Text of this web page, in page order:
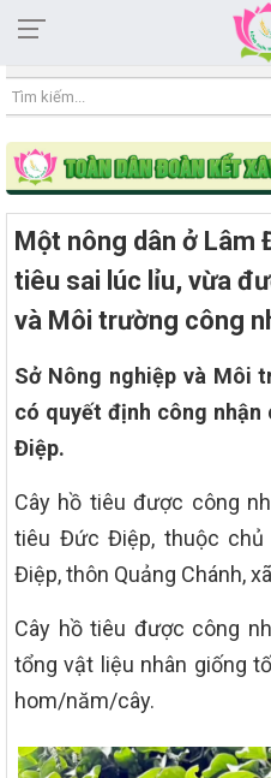
08:36:18 09/08/2026
Một nông dân ở Lâm
tiêu sai lúc lỉu, vừa
và Môi trường công
Sở Nông nghiệp và Môi
có quyết định công
Điệp.
Cây hồ tiêu được công
tiêu Đức Điệp, thuộc
Điệp, thôn Quảng Chánh,
Cây hồ tiêu được công
tổng vật liệu nhân giống
hom/năm/cây.